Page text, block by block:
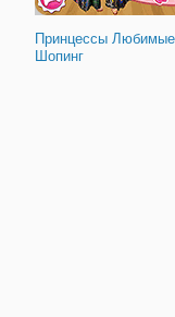
Принцессы
Шопинг